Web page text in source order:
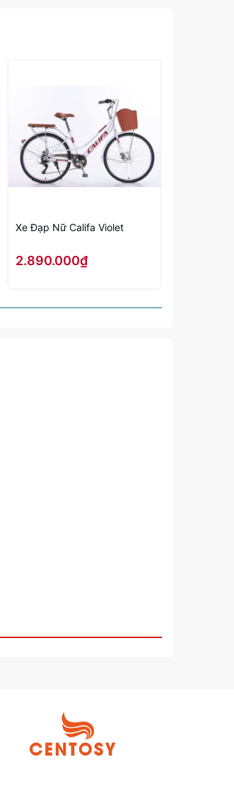
Xe Đạp Nữ Califa Violet
2.890.000₫